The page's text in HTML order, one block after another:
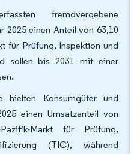
fremdvergebene
2025 einen Anteil von 63,10
für Prüfung, Inspektion und
sollen bis 2031 mit einer
hielten Konsumgüter und
einen Umsatzanteil von
Markt für Prüfung,
(TIC), während